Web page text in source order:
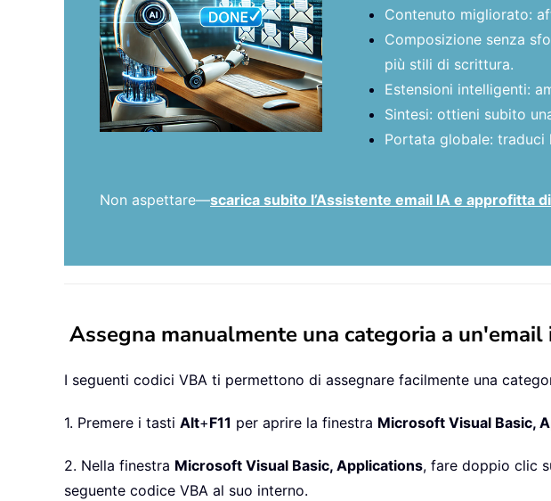
Contenuto migliorato:
Composizione senza
più stili di scrittura.
Estensioni intelligenti:
Sintesi: ottieni subito
Portata globale: traduci
Non aspettare—scarica subito l’Assistente email IA e approfitta di
Assegna manualmente una categoria a un'email
I seguenti codici VBA ti permettono di assegnare facilmente una
1. Premere i tasti Alt+F11 per aprire la finestra Microsoft Visual Basic,
2. Nella finestra Microsoft Visual Basic, Applications, fare doppio clic
seguente codice VBA al suo interno.